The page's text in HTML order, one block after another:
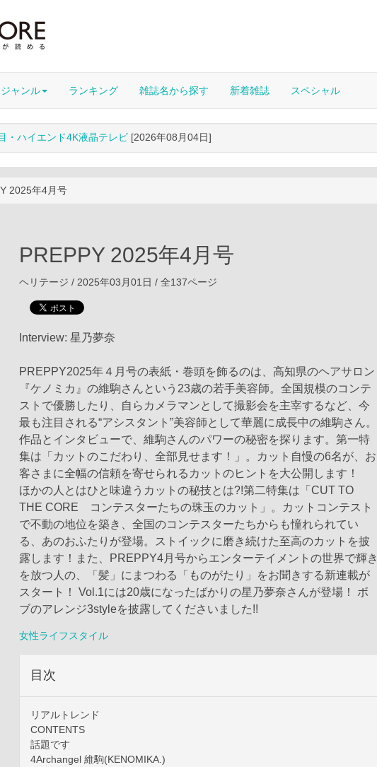
ジャンル ランキング 雑誌名から探す 新着雑誌 スペシャル
・ハイエンド4K液晶テレビ [2026年08月04日]
2025年4月号
PREPPY 2025年4月号
ヘリテージ / 2025年03月01日 / 全137ページ
Interview: 星乃夢奈
PREPPY2025年４月号の表紙・巻頭を飾るのは、高知県のヘアサロン
『ケノミカ』の維駒さんという23歳の若手美容師。全国規模のコンテ
ストで優勝したり、自らカメラマンとして撮影会を主宰するなど、今
最も注目される“アシスタント”美容師として華麗に成長中の維駒さん。
作品とインタビューで、維駒さんのパワーの秘密を探ります。第一特
集は「カットのこだわり、全部見せます！」。カット自慢の6名が、お
客さまに全幅の信頼を寄せられるカットのヒントを大公開します！
ほかの人とはひと味違うカットの秘技とは?!第二特集は「CUT TO
THE CORE コンテスターたちの珠玉のカット」。カットコンテスト
で不動の地位を築き、全国のコンテスターたちからも憧れられてい
る、あのおふたりが登場。ストイックに磨き続けた至高のカットを披
露します！また、PREPPY4月号からエンターテイメントの世界で輝き
を放つ人の、「髪」にまつわる「ものがたり」をお聞きする新連載が
スタート！ Vol.1には20歳になったばかりの星乃夢奈さんが登場！ ボ
ブのアレンジ3styleを披露してくださいました!!
女性ライフスタイル
目次
リアルトレンド
CONTENTS
話題です
4Archangel 維駒(KENOMIKA.)